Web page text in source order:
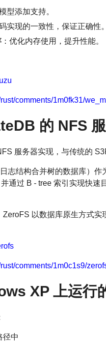
型添加支持。
实现的一致性，保证正确性。
：优化内存使用，提升性能。
comments/1m0fk31/
的 NFS
服务器实现，与传统的
志结构合并树的数据库）
通过 B - tree 索引实现快
以数据库原生方式
comments/1m0c1s9/
XP 上运行
径中